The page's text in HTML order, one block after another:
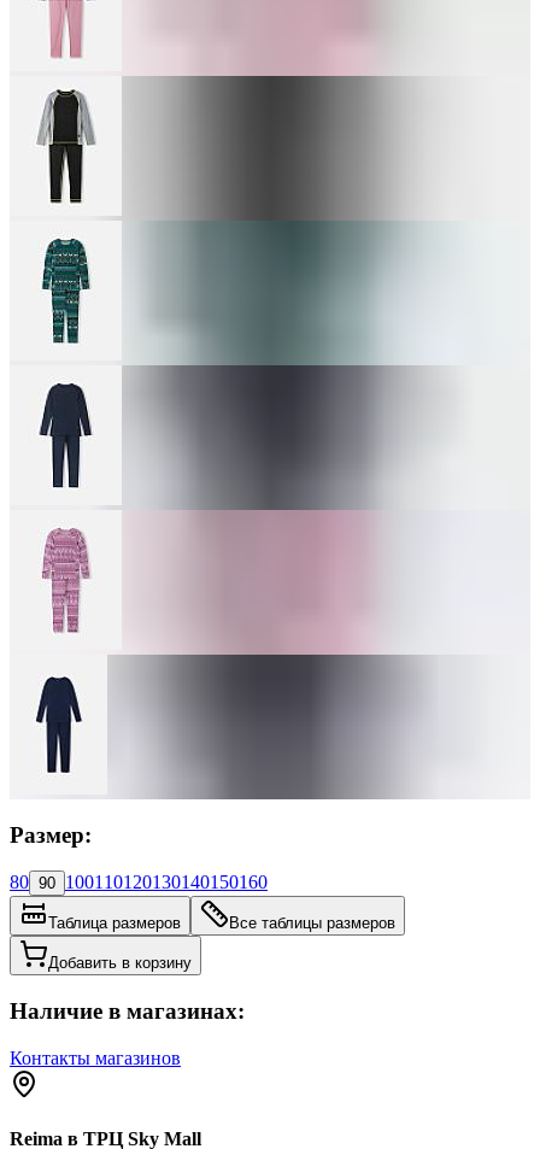
Размер:
80 90 100110120130140150160
Таблица размеров Все таблицы размеров
Добавить в корзину
Наличие в магазинах:
Контакты магазинов
Reima в ТРЦ Sky Mall